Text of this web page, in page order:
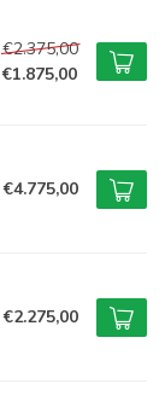
€2.375,00
€1.875,00
€4.775,00
€2.275,00